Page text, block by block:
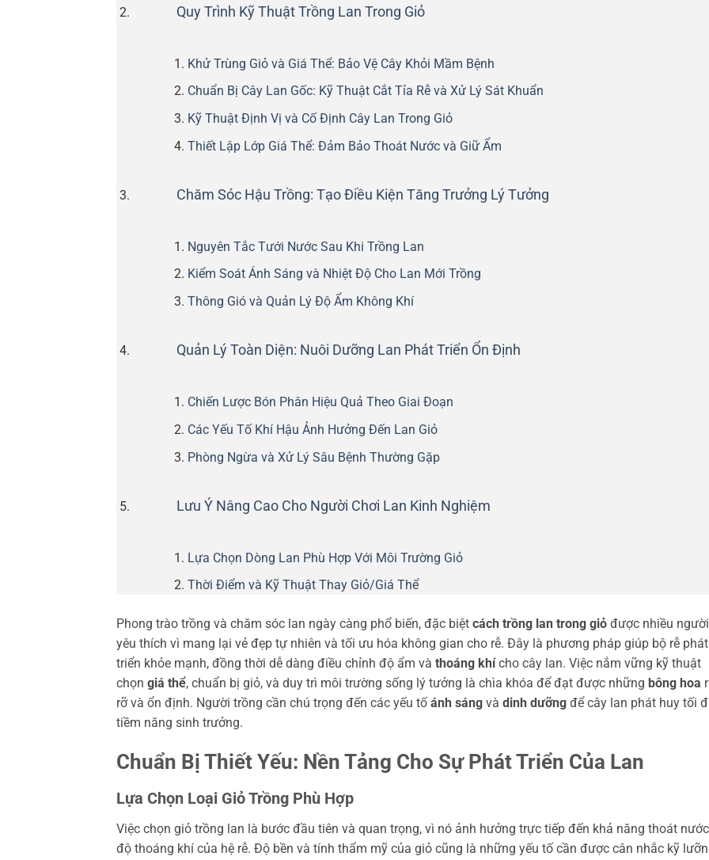
Quy Trình Kỹ Thuật Trồng Lan Trong Giỏ
Khử Trùng Giỏ và Giá Thể: Bảo Vệ Cây Khỏi Mầm Bệnh
Chuẩn Bị Cây Lan Gốc: Kỹ Thuật Cắt Tỉa Rễ và Xử Lý Sát Khuẩn
Kỹ Thuật Định Vị và Cố Định Cây Lan Trong Giỏ
Thiết Lập Lớp Giá Thể: Đảm Bảo Thoát Nước và Giữ Ẩm
Chăm Sóc Hậu Trồng: Tạo Điều Kiện Tăng Trưởng Lý Tưởng
Nguyên Tắc Tưới Nước Sau Khi Trồng Lan
Kiểm Soát Ánh Sáng và Nhiệt Độ Cho Lan Mới Trồng
Thông Gió và Quản Lý Độ Ẩm Không Khí
Quản Lý Toàn Diện: Nuôi Dưỡng Lan Phát Triển Ổn Định
Chiến Lược Bón Phân Hiệu Quả Theo Giai Đoạn
Các Yếu Tố Khí Hậu Ảnh Hưởng Đến Lan Giỏ
Phòng Ngừa và Xử Lý Sâu Bệnh Thường Gặp
Lưu Ý Nâng Cao Cho Người Chơi Lan Kinh Nghiệm
Lựa Chọn Dòng Lan Phù Hợp Với Môi Trường Giỏ
Thời Điểm và Kỹ Thuật Thay Giỏ/Giá Thể
Phong trào trồng và chăm sóc lan ngày càng phổ biến, đặc biệt cách trồng lan trong giỏ được nhiều người
yêu thích vì mang lại vẻ đẹp tự nhiên và tối ưu hóa không gian cho rễ. Đây là phương pháp giúp bộ rễ phát
triển khỏe mạnh, đồng thời dễ dàng điều chỉnh độ ẩm và thoáng khícho cây lan. Việc nắm vững kỹ thuật
chọn giá thể, chuẩn bị giỏ, và duy trì môi trường sống lý tưởng là chìa khóa để đạt được những bông hoa
rỡ và ổn định. Người trồng cần chú trọng đến các yếu tố ánh sáng và dinh dưỡng để cây lan phát huy tối
tiềm năng sinh trưởng.
Chuẩn Bị Thiết Yếu: Nền Tảng Cho Sự Phát Triển Của Lan
Lựa Chọn Loại Giỏ Trồng Phù Hợp
Việc chọn giỏ trồng lan là bước đầu tiên và quan trọng, vì nó ảnh hưởng trực tiếp đến khả năng thoát
độ thoáng khí của hệ rễ. Độ bền và tính thẩm mỹ của giỏ cũng là những yếu tố cần được cân nhắc kỹ